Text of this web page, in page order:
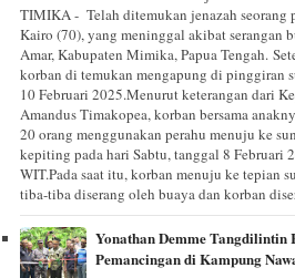
TIMIKA - Telah ditemukan jenazah seorang
Kairo (70), yang meninggal akibat serangan
Amar, Kabupaten Mimika, Papua Tengah.
korban di temukan mengapung di pinggiran
10 Februari 2025.Menurut keterangan dari
Amandus Timakopea, korban bersama
20 orang menggunakan perahu menuju ke
kepiting pada hari Sabtu, tanggal 8 Februari
WIT.Pada saat itu, korban menuju ke tepian
tiba-tiba diserang oleh buaya dan korban
Yonathan Demme Tangdilintin
Pemancingan di Kampung